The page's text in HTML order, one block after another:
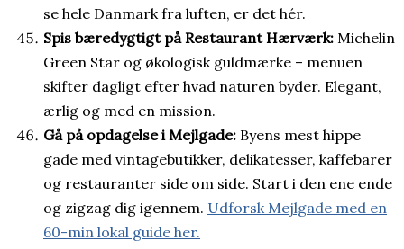
se hele Danmark fra luften, er det hér.
Spis bæredygtigt på Restaurant Hærværk: Michelin
Green Star og økologisk guldmærke – menuen
skifter dagligt efter hvad naturen byder. Elegant,
ærlig og med en mission.
Gå på opdagelse i Mejlgade: Byens mest hippe
gade med vintagebutikker, delikatesser, kaffebarer
og restauranter side om side. Start i den ene ende
og zigzag dig igennem. Udforsk Mejlgade med en
60-min lokal guide her.